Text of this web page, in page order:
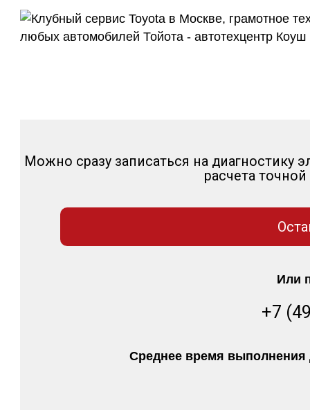
Можно сразу записаться на диагностику
расчета
Или
+7
Среднее время выполнения